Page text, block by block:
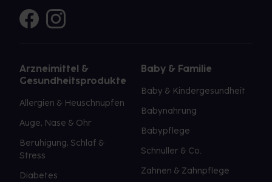
Arzneimittel &
Gesundheitsprodukte
Allergien & Heuschnupfen
Auge, Nase & Ohr
Beruhigung, Schlaf &
Stress
Diabetes
Baby & Familie
Baby & Kindergesundheit
Babynahrung
Babypflege
Schnuller & Co.
Zahnen & Zahnpflege